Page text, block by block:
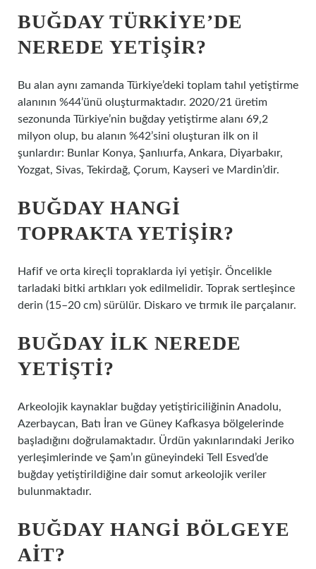
BUĞDAY TÜRKIYE’DE
NEREDE YETIŞIR?
Bu alan aynı zamanda Türkiye’deki toplam tahıl yetiştirme
alanının %44’ünü oluşturmaktadır. 2020/21 üretim
sezonunda Türkiye’nin buğday yetiştirme alanı 69,2
milyon olup, bu alanın %42’sini oluşturan ilk on il
şunlardır: Bunlar Konya, Şanlıurfa, Ankara, Diyarbakır,
Yozgat, Sivas, Tekirdağ, Çorum, Kayseri ve Mardin’dir.
BUĞDAY HANGI
TOPRAKTA YETIŞIR?
Hafif ve orta kireçli topraklarda iyi yetişir. Öncelikle
tarladaki bitki artıkları yok edilmelidir. Toprak sertleşince
derin (15–20 cm) sürülür. Diskaro ve tırmık ile parçalanır.
BUĞDAY ILK NEREDE
YETIŞTI?
Arkeolojik kaynaklar buğday yetiştiriciliğinin Anadolu,
Azerbaycan, Batı İran ve Güney Kafkasya bölgelerinde
başladığını doğrulamaktadır. Ürdün yakınlarındaki Jeriko
yerleşimlerinde ve Şam’ın güneyindeki Tell Esved’de
buğday yetiştirildiğine dair somut arkeolojik veriler
bulunmaktadır.
BUĞDAY HANGI BÖLGEYE
AIT?